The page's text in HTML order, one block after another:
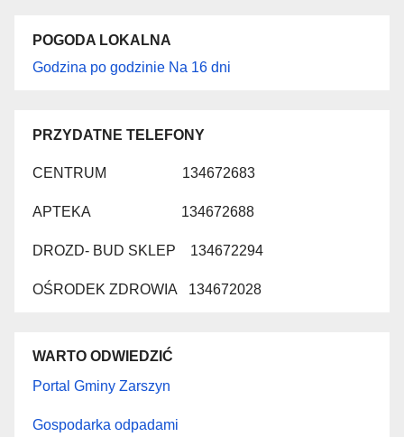
POGODA LOKALNA
Godzina po godzinie Na 16 dni
PRZYDATNE TELEFONY
CENTRUM 134672683
APTEKA 134672688
DROZD- BUD SKLEP 134672294
OŚRODEK ZDROWIA 134672028
WARTO ODWIEDZIĆ
Portal Gminy Zarszyn
Gospodarka odpadami